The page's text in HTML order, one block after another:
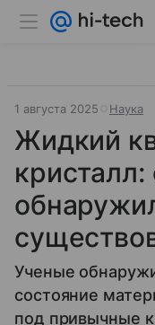
1 августа 2025 Наука
Жидкий
кристалл:
Ученые
состояние
под привычные